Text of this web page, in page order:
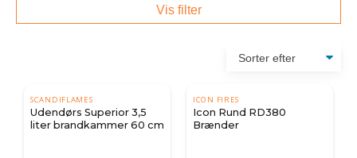
Vis filter
SCANDIFLAMES
Udendørs Superior 3,5
liter brandkammer 60 cm
ICON FIRES
Icon Rund RD380
Brænder